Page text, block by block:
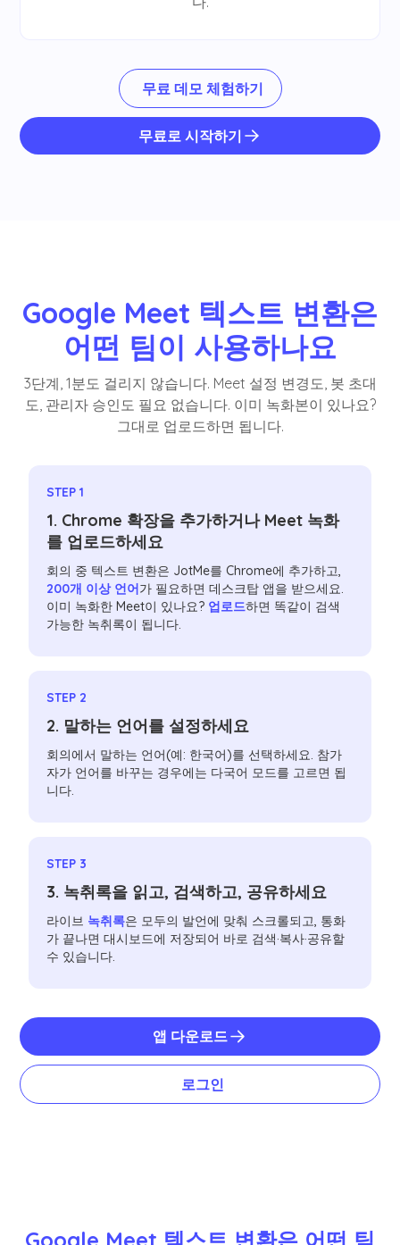
무료 데모 체험하기
무료로 시작하기
Google Meet 텍스트 변환은
어떤 팀이 사용하나요
3단계, 1분도 걸리지 않습니다. Meet 설정 변경도, 봇 초대
도, 관리자 승인도 필요 없습니다. 이미 녹화본이 있나요?
그대로 업로드하면 됩니다.
STEP 1
1. Chrome 확장을 추가하거나 Meet 녹화
를 업로드하세요
회의 중 텍스트 변환은 JotMe를 Chrome에 추가하고,
200개 이상 언어가 필요하면 데스크탑 앱을 받으세요.
이미 녹화한 Meet이 있나요? 업로드하면 똑같이 검색
가능한 녹취록이 됩니다.
STEP 2
2. 말하는 언어를 설정하세요
회의에서 말하는 언어(예: 한국어)를 선택하세요. 참가
자가 언어를 바꾸는 경우에는 다국어 모드를 고르면 됩
니다.
STEP 3
3. 녹취록을 읽고, 검색하고, 공유하세요
라이브 녹취록은 모두의 발언에 맞춰 스크롤되고, 통화
가 끝나면 대시보드에 저장되어 바로 검색·복사·공유할
수 있습니다.
앱 다운로드
로그인
Google Meet 텍스트 변환은 어떤 팀